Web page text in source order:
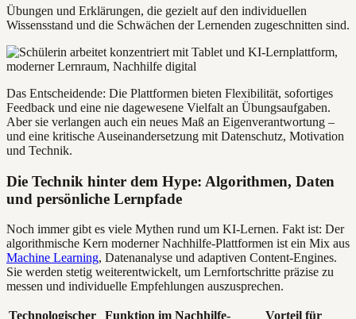
Übungen und Erklärungen, die gezielt auf den individuellen
Wissensstand und die Schwächen der Lernenden zugeschnitten sind.
Das Entscheidende: Die Plattformen bieten Flexibilität, sofortiges
Feedback und eine nie dagewesene Vielfalt an Übungsaufgaben.
Aber sie verlangen auch ein neues Maß an Eigenverantwortung –
und eine kritische Auseinandersetzung mit Datenschutz, Motivation
und Technik.
Die Technik hinter dem Hype: Algorithmen, Daten
und persönliche Lernpfade
Noch immer gibt es viele Mythen rund um KI-Lernen. Fakt ist: Der
algorithmische Kern moderner Nachhilfe-Plattformen ist ein Mix aus
Machine Learning, Datenanalyse und adaptiven Content-Engines.
Sie werden stetig weiterentwickelt, um Lernfortschritte präzise zu
messen und individuelle Empfehlungen auszusprechen.
Technologischer
Funktion im Nachhilfe-
Vorteil für